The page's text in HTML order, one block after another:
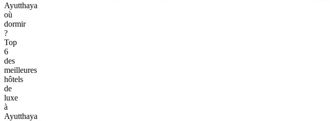
Ayutthaya
où
dormir
?
Top
6
des
meilleures
hôtels
de
luxe
à
Ayutthaya